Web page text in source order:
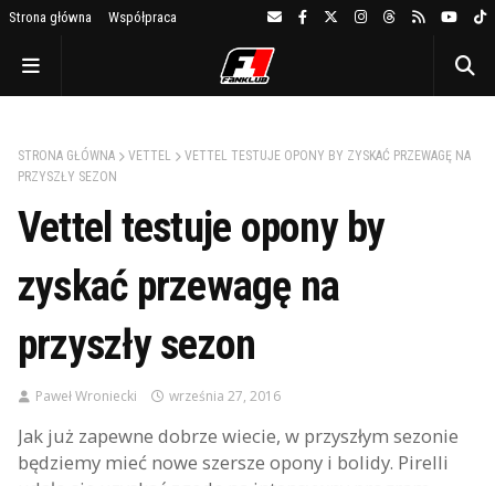
Strona główna Współpraca
STRONA GŁÓWNA VETTEL
VETTEL TESTUJE OPONY BY ZYSKAĆ PRZEWAGĘ NA
PRZYSZŁY SEZON
Vettel testuje opony by
zyskać przewagę na
przyszły sezon
Paweł Wroniecki września 27, 2016
Jak już zapewne dobrze wiecie, w przyszłym sezonie
będziemy mieć nowe szersze opony i bolidy. Pirelli